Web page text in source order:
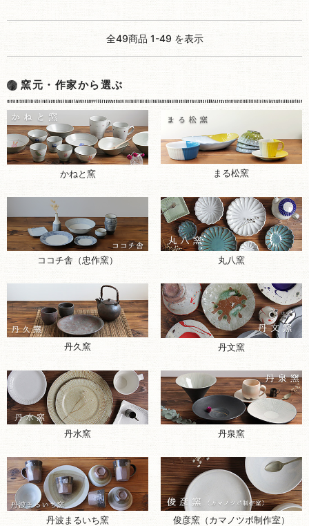
全49商品 1-49 を表示
窯元・作家から選ぶ
かねと窯 まる松窯
ココチ舎（忠作窯） 丸八窯
丹久窯 丹文窯
丹水窯 丹泉窯
丹波まるいち窯 俊彦窯（カマノツボ制作室）